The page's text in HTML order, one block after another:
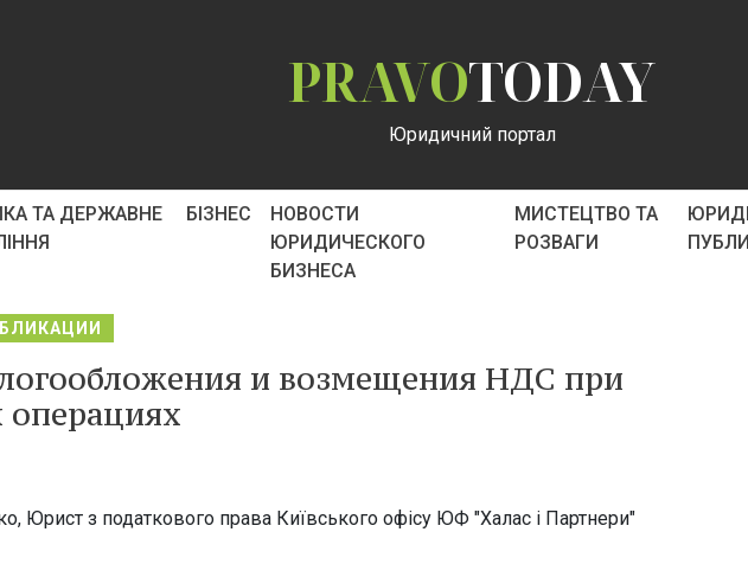
PRAVOTODAY
Юридичний портал
ТА ДЕРЖАВНЕ
БІЗНЕС
НОВОСТИ
ЮРИДИЧЕСКОГО
БИЗНЕСА
МИСТЕЦТВО ТА
РОЗВАГИ
и возмещения НДС при
операциях
Юрист з податкового права Київського офісу ЮФ "Халас і Партнери"